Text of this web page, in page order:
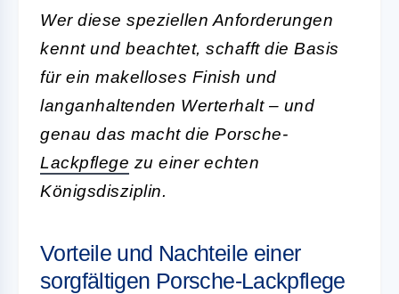
Wer diese speziellen Anforderungen
kennt und beachtet, schafft die Basis
für ein makelloses Finish und
langanhaltenden Werterhalt – und
genau das macht die Porsche-
Lackpflege zu einer echten
Königsdisziplin.
Vorteile und Nachteile einer
sorgfältigen Porsche-Lackpflege